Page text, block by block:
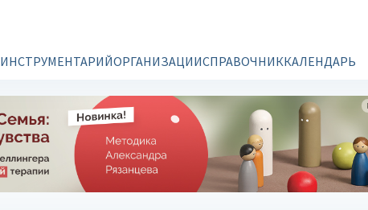
ИНСТРУМЕНТАРИЙОРГАНИЗАЦИИСПРАВОЧНИККАЛЕНДАРЬ